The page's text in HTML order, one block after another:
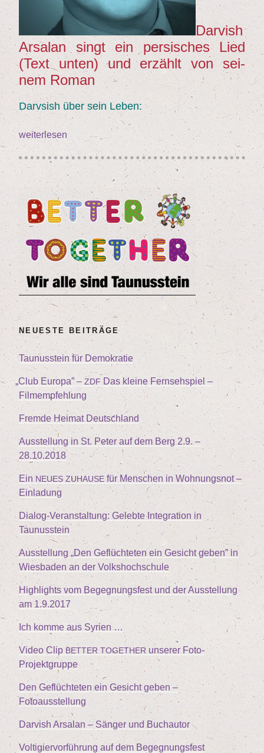
Dar­vish
Arsalan singt ein per­si­sches Lied
(Text unten) und erzählt von sei­
nem Roman
Darv­sish über sein Leben:
„Dar­
vish
Arsalan
Sän­
ger
und
Buch­
au­
tor“
weiterlesen
NEU­ES­TE BEITRÄGE
Tau­nus­stein für Demokratie
„Club Euro­pa” –ZDF Das klei­ne Fern­seh­spiel –
Filmempfehlung
Frem­de Hei­mat Deutschland
Aus­stel­lung in St. Peter auf dem Berg 2.9. –
28.10.2018
Ein NEUES ZUHAUSEfür Men­schen in Woh­nungs­not –
Einladung
Dia­log-Ver­an­stal­tung: Geleb­te Inte­gra­ti­on in
Taunusstein
Aus­stel­lung„Den Geflüch­te­ten ein Gesicht geben” in
Wies­ba­den an der Volkshochschule
High­lights vom Begeg­nungs­fest und der Aus­stel­lung
am1.9.2017
Ich kom­me aus Syrien …
Video Clip BETTER TOGETHER unse­rer Foto-
Projektgruppe
Den Geflüch­te­ten ein Gesicht geben –
Fotoausstellung
Dar­vish Arsalan – Sän­ger und Buchautor
Vol­ti­gier­vor­füh­rung auf dem Begegnungsfest